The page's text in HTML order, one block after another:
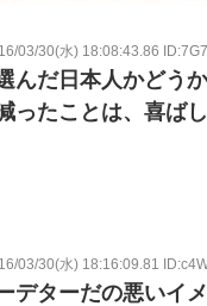
03/30(水) 18:08:43.86
んだ日本人かどう
ったことは、喜ばし
03/30(水) 18:16:09.81
デターだの悪いイ